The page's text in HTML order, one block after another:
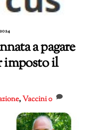
a pagare
imposto il
,Vaccini0